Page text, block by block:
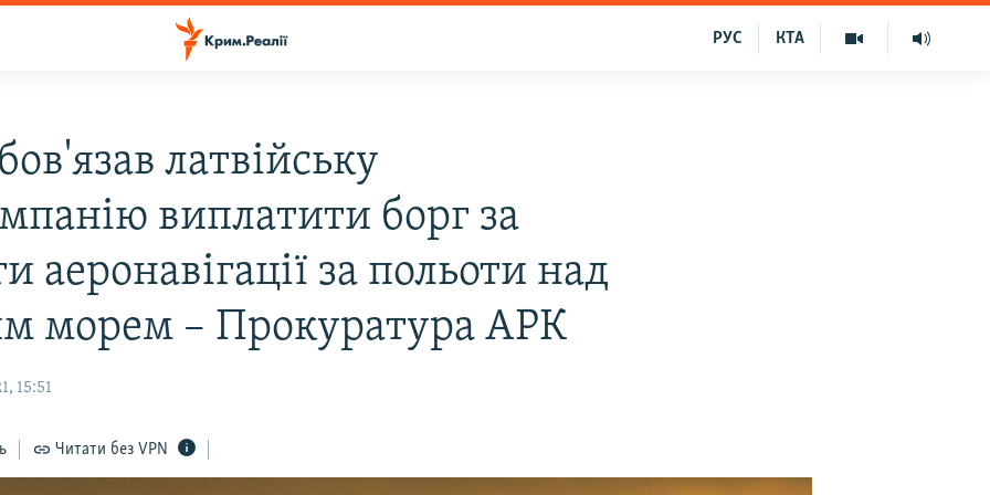
КТА
РУС
латвійську
виплатити борг за
аеронавігації за польоти над
морем – Прокуратура АРК
15:51
Читати без VPN